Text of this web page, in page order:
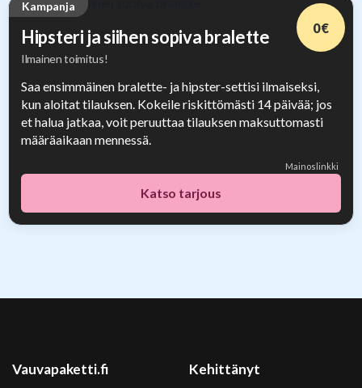
Kampanja
Hipsteri ja siihen sopiva bralette
Ilmainen toimitus!
0 €
Saa ensimmäinen bralette- ja hipster-settisi ilmaiseksi,
kun aloitat tilauksen. Kokeile riskittömästi 14 päivää; jos
et halua jatkaa, voit peruuttaa tilauksen maksuttomasti
määräaikaan mennessä.
Mainoslinkki
Katso tarjous
Vauvapaketti.fi Kehittänyt